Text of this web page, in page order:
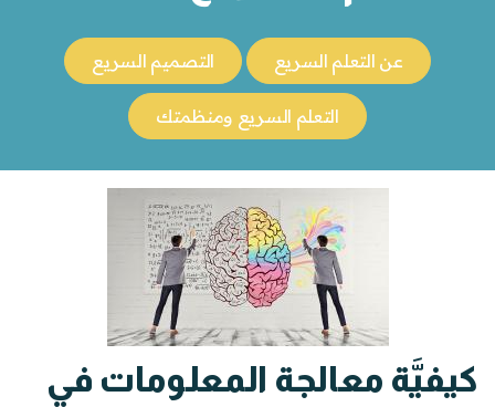
عن التعلم السريع التصميم السريع
التعلم السريع ومنظمتك
كيفيَّة معالجة المعلومات في